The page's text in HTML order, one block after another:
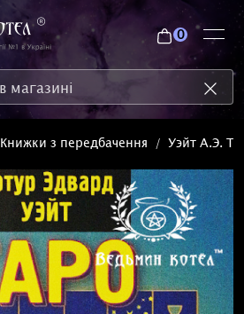
0
Книжки з передбачення Уэйт А.Э.